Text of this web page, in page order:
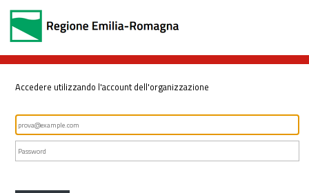
Accedere utilizzando l'account dell'organizzazione